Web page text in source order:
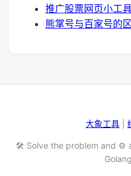
推广股票网页小工
熊掌号与百家号的
大象工具
🛠️ Solve the problem and ⚙️